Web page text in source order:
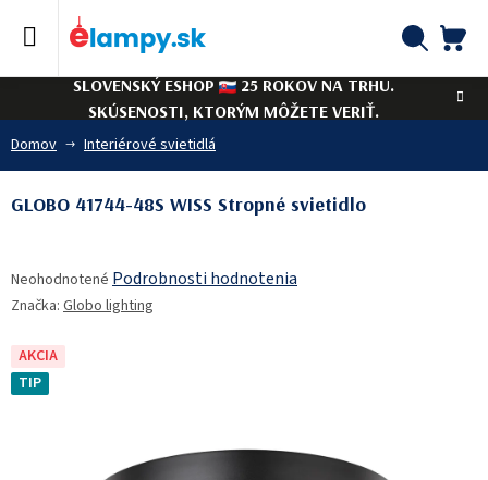
SLOVENSKÝ ESHOP
25 ROKOV NA TRHU.
SKÚSENOSTI, KTORÝM MÔŽETE VERIŤ.
Domov Interiérové svietidlá
GLOBO 41744-48S WISS Stropné svietidlo
hodnotenie
produktu
0,0
z
Neohodnotené Podrobnosti hodnotenia
Značka: Globo lighting
AKCIA
TIP